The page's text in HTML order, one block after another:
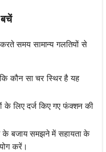
समय सामान्य गलतियों से
कौन सा चर स्थिर है यह
के लिए दर्ज किए गए फंक्शन की
के बजाय समझने में सहायता के
करें।